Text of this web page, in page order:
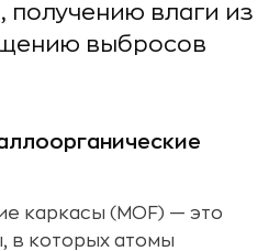
получению влаги из
выбросов
каркасы (MOF) — это
в которых атомы